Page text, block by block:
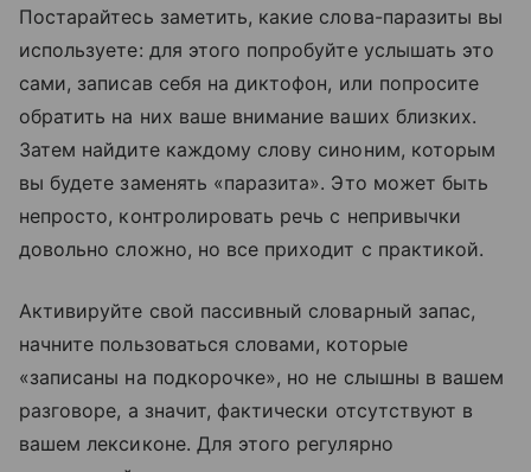
Постарайтесь заметить, какие слова-паразиты вы
используете: для этого попробуйте услышать это
сами, записав себя на диктофон, или попросите
обратить на них ваше внимание ваших близких.
Затем найдите каждому слову синоним, которым
вы будете заменять «паразита». Это может быть
непросто, контролировать речь с непривычки
довольно сложно, но все приходит с практикой.
Активируйте свой пассивный словарный запас,
начните пользоваться словами, которые
«записаны на подкорочке», но не слышны в вашем
разговоре, а значит, фактически отсутствуют в
вашем лексиконе. Для этого регулярно